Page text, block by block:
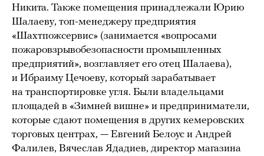
Никита. Также помещения принадлежали Юрию
Шалаеву, топ-менеджеру предприятия
«Шахтпожсервис» (занимается «вопросами
пожаровзрывобезопасности промышленных
предприятий», возглавляет его отец Шалаева),
и Ибраиму Цечоеву, который зарабатывает
на транспортировке угля. Были владельцами
площадей в «Зимней вишне» и предприниматели,
которые сдают помещения в других кемеровских
торговых центрах, — Евгений Белоус и Андрей
Фалилев, Вячеслав Ядадиев, директор магазина